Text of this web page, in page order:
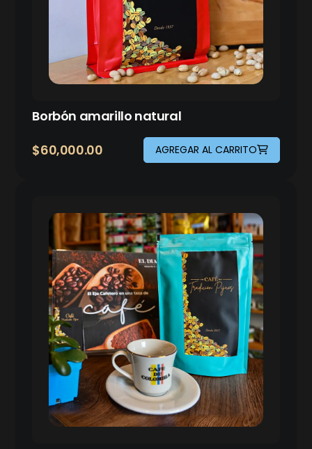
Borbón amarillo natural
$60,000.00 AGREGAR AL CARRITO